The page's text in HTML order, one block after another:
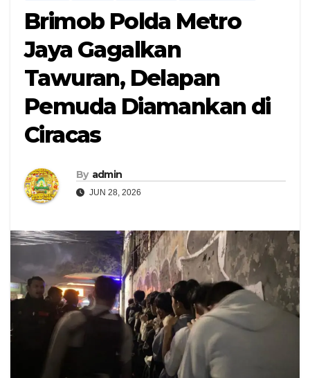
Brimob Polda Metro
Jaya Gagalkan
Tawuran, Delapan
Pemuda Diamankan di
Ciracas
By admin
JUN 28, 2026